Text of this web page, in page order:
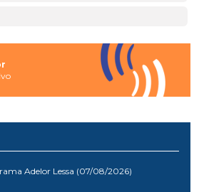
Adelor Lessa (07/08/2026)